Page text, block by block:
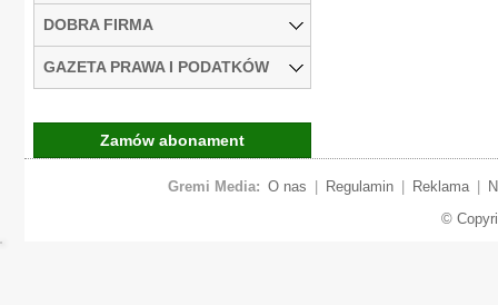
DOBRA FIRMA
GAZETA PRAWA I PODATKÓW
Zamów abonament
Gremi Media: O nas Regulamin Reklama
©